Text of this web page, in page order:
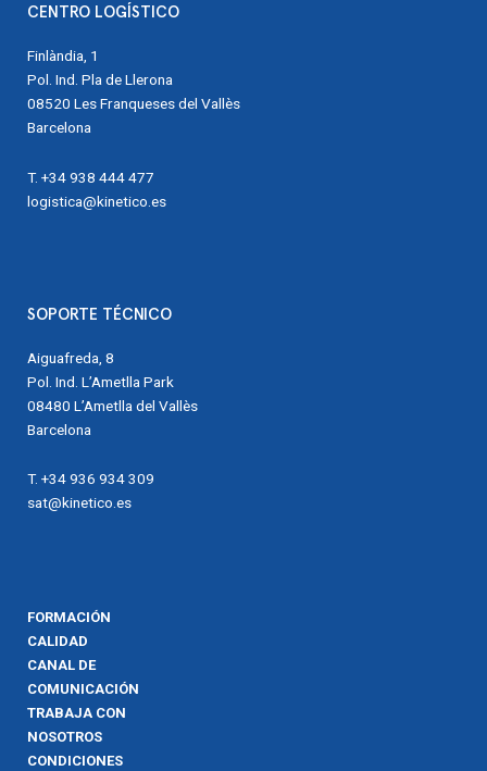
CENTRO LOGÍSTICO
Finlàndia, 1
Pol. Ind. Pla de Llerona
08520 Les Franqueses del Vallès
Barcelona
T. +34 938 444 477
logistica@kinetico.es
SOPORTE TÉCNICO
Aiguafreda, 8
Pol. Ind. L’Ametlla Park
08480 L’Ametlla del Vallès
Barcelona
T. +34 936 934 309
sat@kinetico.es
FORMACIÓN
CALIDAD
CANAL DE
COMUNICACIÓN
TRABAJA CON
NOSOTROS
CONDICIONES